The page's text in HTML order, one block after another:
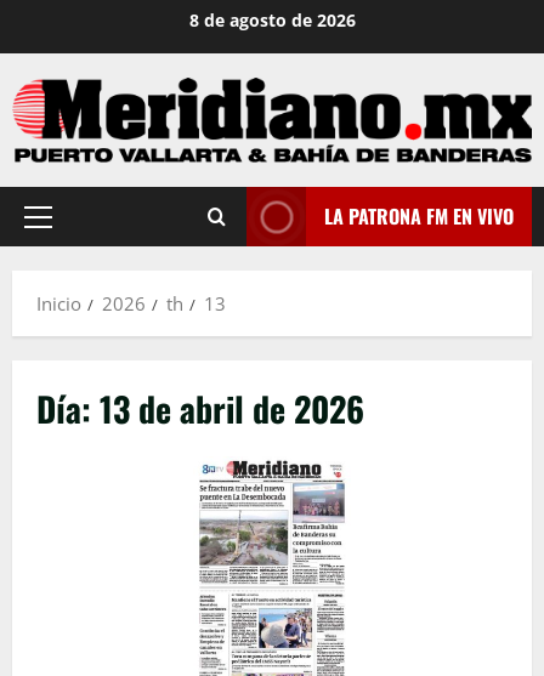
contenido
8 de agosto de 2026
Menú
LA PATRONA FM EN VIVO
Inicio 2026 th 13
Día:13 de abril de 2026